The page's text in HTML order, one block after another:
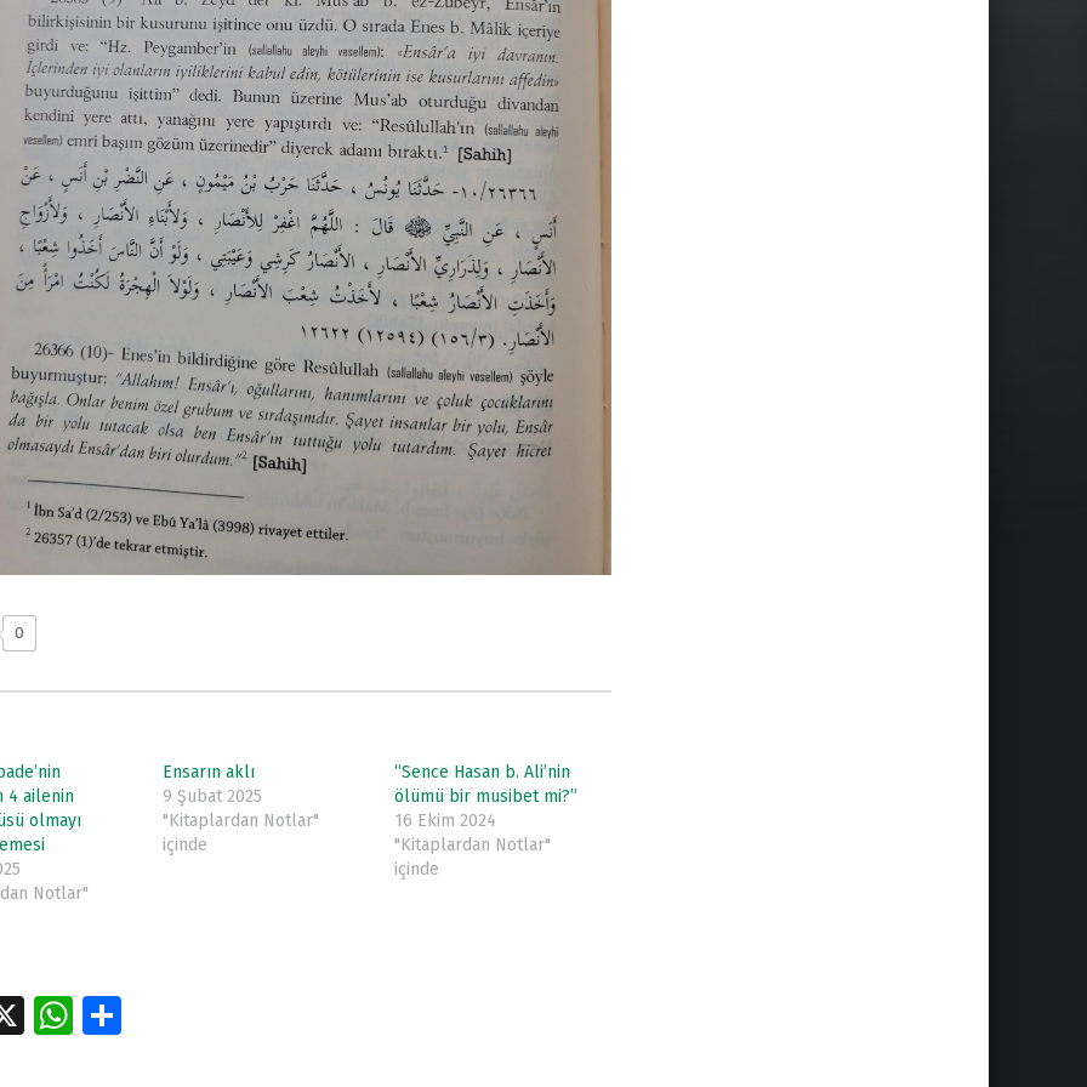
0
4 ailenin
olmayı
Notlar"
Ensarın aklı
9 Şubat 2025
"Kitaplardan Notlar"
içinde
“Sence Hasan b. Ali’nin
ölümü bir musibet mi?”
16 Ekim 2024
"Kitaplardan Notlar"
içinde
X
W S